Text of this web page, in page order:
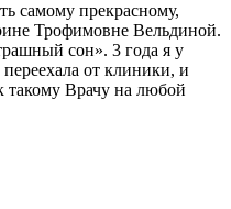
самому прекрасному,
Трофимовне Вельдиной.
сон». 3 года я у
от клиники, и
такому Врачу на любой